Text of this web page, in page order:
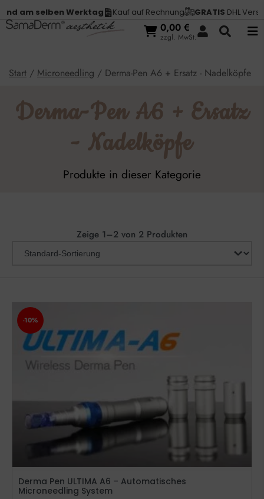
am selben Werktag Kauf auf Rechnung GRATISDHL
0,00 €
zzgl. MwSt.
Start / Microneedling / Derma-Pen A6 + Ersatz - Nadelköpfe
Derma-Pen A6 + Ersatz
- Nadelköpfe
Produkte in dieser Kategorie
Zeige 1–2 von 2 Produkten
-10%
Derma Pen ULTIMA A6 – Automatisches
Microneedling System